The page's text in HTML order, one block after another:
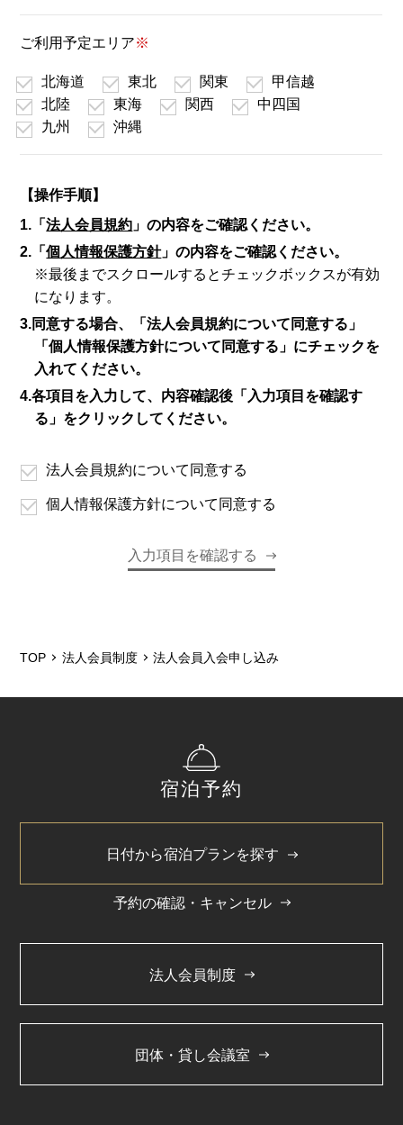
ご利用予定エリア※
北海道 東北 関東
甲信越
北陸
東海 関西
中四国
九州
沖縄
【操作手順】
1.「法人会員規約 」の内容をご確認ください。
2.「個人情報保護方針」の内容をご確認ください。
※最後までスクロールするとチェックボックスが有効
になります。
3.同意する場合、「法人会員規約について同意する」
「個人情報保護方針について同意する」にチェックを
入れてください。
4.各項目を入力して、内容確認後「入力項目を確認す
る」をクリックしてください。
法人会員規約について同意する
個人情報保護方針について同意する
TOP 法人会員制度 法人会員入会申し込み
宿泊予約
日付から宿泊プランを探す
予約の確認・キャンセル
法人会員制度
団体・貸し会議室